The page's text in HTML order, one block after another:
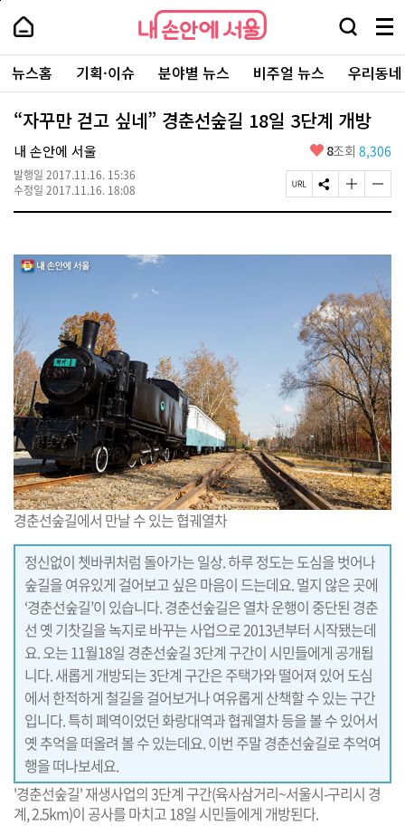
본
로
가
내
손
안
에
서
울
-
서
울
시
대
표
소
털
내
손
에
울
검
창
열
기
메
뉴
전
체
보
주
요
서
뉴스홈 기획·이슈 분야별 뉴스 비주얼 뉴스 우리동
“자꾸만 걷고 싶네” 경춘선숲길 18일 3단계 개방
내 손안에 서울
발행일 2017.11.16. 15:36
수정일 2017.11.16. 18:08
좋
요
8조회 8,306
페
이
R
S
N
유
글
자
크
경
하
기
글
자
작
변
경
하
기
경춘선숲길에서 만날 수 있는 협궤열차
정신없이 쳇바퀴처럼 돌아가는 일상. 하루 정도는 도심을 벗어나
숲길을 여유있게 걸어보고 싶은 마음이 드는데요. 멀지 않은 곳에
‘경춘선숲길’이 있습니다. 경춘선숲길은 열차 운행이 중단된 경춘
선 옛 기찻길을 녹지로 바꾸는 사업으로 2013년부터 시작됐는데
요. 오는 11월18일 경춘선숲길 3단계 구간이 시민들에게 공개됩
니다. 새롭게 개방되는 3단계 구간은 주택가와 떨어져 있어 도심
에서 한적하게 철길을 걸어보거나 여유롭게 산책할 수 있는 구간
입니다. 특히 폐역이었던 화랑대역과 협궤열차 등을 볼 수 있어서
옛 추억을 떠올려 볼 수 있는데요. 이번 주말 경춘선숲길로 추억여
행을 떠나보세요.
'경춘선숲길' 재생사업의 3단계 구간(육사삼거리~서울시-구리시 경
계, 2.5km)이 공사를 마치고 18일 시민들에게 개방된다.
페
상
단
로